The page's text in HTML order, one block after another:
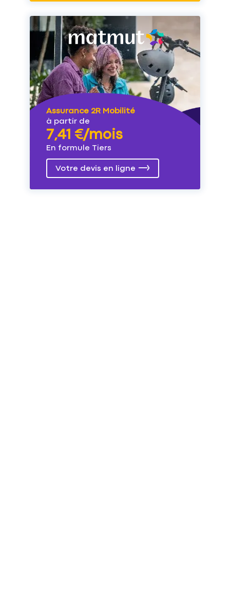
Assurance 2R Mobilité
à partir de
7,41 €/mois
En formule Tiers
Votre devis en ligne